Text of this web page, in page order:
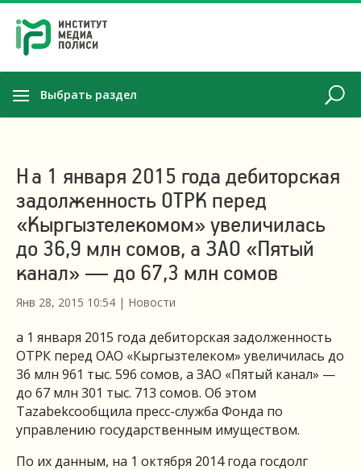
Выбрать раздел
На 1 января 2015 года дебиторская
задолженность ОТРК перед
«Кыргызтелекомом» увеличилась
до 36,9 млн сомов, а ЗАО «Пятый
канал» — до 67,3 млн сомов
Янв 28, 2015 10:54 | Новости
а 1 января 2015 года дебиторская задолженность
ОТРК перед ОАО «Кыргызтелеком» увеличилась до
36 млн 961 тыс. 596 сомов, а ЗАО «Пятый канал» —
до 67 млн 301 тыс. 713 сомов. Об этом
Tazabekсообщила пресс-служба Фонда по
управлению государственным имуществом.
По их данным, на 1 октября 2014 года госдолг